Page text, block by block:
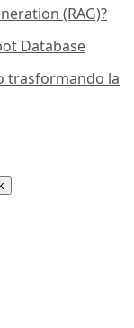
(RAG)?
Database
trasformando la